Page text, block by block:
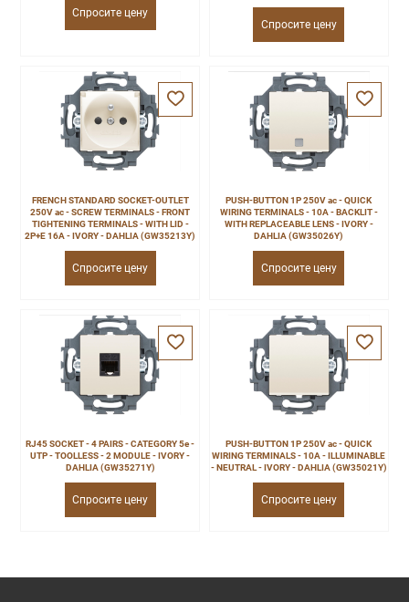
Спросите цену
Спросите цену
FRENCH STANDARD SOCKET-OUTLET
250V ac - SCREW TERMINALS - FRONT
TIGHTENING TERMINALS - WITH LID -
2P+E 16A - IVORY - DAHLIA (GW35213Y)
Спросите цену
PUSH-BUTTON 1P 250V ac - QUICK
WIRING TERMINALS - 10A - BACKLIT -
WITH REPLACEABLE LENS - IVORY -
DAHLIA (GW35026Y)
Спросите цену
RJ45 SOCKET - 4 PAIRS - CATEGORY 5e -
UTP - TOOLLESS - 2 MODULE - IVORY -
DAHLIA (GW35271Y)
Спросите цену
PUSH-BUTTON 1P 250V ac - QUICK
WIRING TERMINALS - 10A - ILLUMINABLE
- NEUTRAL - IVORY - DAHLIA (GW35021Y)
Спросите цену